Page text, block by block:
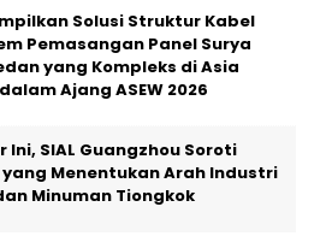
Solusi Struktur Kabel
Pemasangan Panel Surya
yang Kompleks di Asia
Ajang ASEW 2026
Ini, SIAL Guangzhou Soroti
yang Menentukan Arah Industri
Minuman Tiongkok